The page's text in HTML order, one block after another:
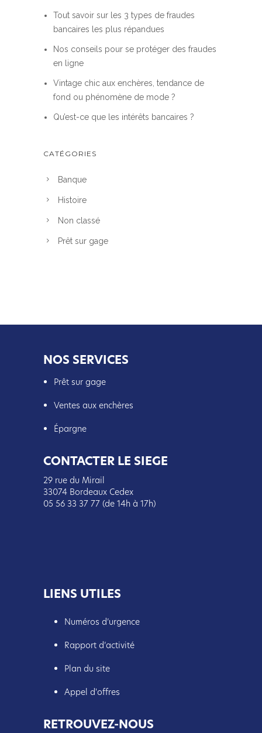
Tout savoir sur les 3 types de fraudes
bancaires les plus répandues
Nos conseils pour se protéger des fraudes
en ligne
Vintage chic aux enchères, tendance de
fond ou phénomène de mode ?
Qu’est-ce que les intérêts bancaires ?
CATÉGORIES
Banque
Histoire
Non classé
Prêt sur gage
NOS SERVICES
Prêt sur gage
Ventes aux enchères
Épargne
CONTACTER LE SIEGE
29 rue du Mirail
33074 Bordeaux Cedex
05 56 33 37 77 (de 14h à 17h)
LIENS UTILES
Numéros d’urgence
Rapport d’activité
Plan du site
Appel d'offres
RETROUVEZ-NOUS